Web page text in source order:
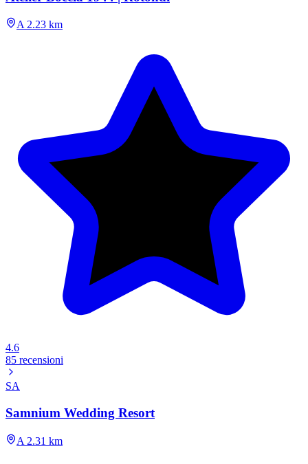
A 2.23 km
4.6
85 recensioni
SA
Samnium Wedding Resort
A 2.31 km